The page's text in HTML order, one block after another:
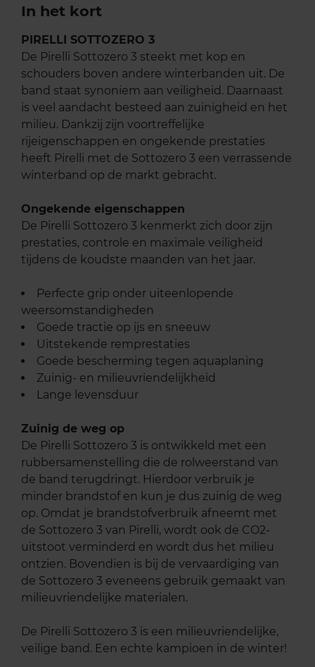
In het kort
PIRELLI SOTTOZERO 3
De Pirelli Sottozero 3 steekt met kop en
schouders boven andere winterbanden uit. De
band staat synoniem aan veiligheid. Daarnaast
is veel aandacht besteed aan zuinigheid en het
milieu. Dankzij zijn voortreffelijke
rijeigenschappen en ongekende prestaties
heeft Pirelli met de Sottozero 3 een verrassende
winterband op de markt gebracht.
Ongekende eigenschappen
De Pirelli Sottozero 3 kenmerkt zich door zijn
prestaties, controle en maximale veiligheid
tijdens de koudste maanden van het jaar.
Perfecte grip onder uiteenlopende
weersomstandigheden
Goede tractie op ijs en sneeuw
Uitstekende remprestaties
Goede bescherming tegen aquaplaning
Zuinig- en milieuvriendelijkheid
Lange levensduur
Zuinig de weg op
De Pirelli Sottozero 3 is ontwikkeld met een
rubbersamenstelling die de rolweerstand van
de band terugdringt. Hierdoor verbruik je
minder brandstof en kun je dus zuinig de weg
op. Omdat je brandstofverbruik afneemt met
de Sottozero 3 van Pirelli, wordt ook de CO2-
uitstoot verminderd en wordt dus het milieu
ontzien. Bovendien is bij de vervaardiging van
de Sottozero 3 eveneens gebruik gemaakt van
milieuvriendelijke materialen.
De Pirelli Sottozero 3 is een milieuvriendelijke,
veilige band. Een echte kampioen in de winter!